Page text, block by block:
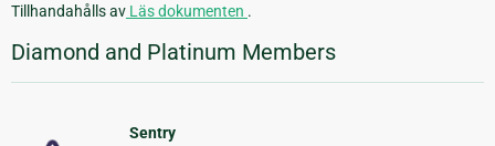
Tillhandahålls av Läs dokumenten .
Diamond and Platinum Members
Sentry